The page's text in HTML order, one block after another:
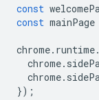
const
const mainPage
chrome. runtime.
chrome.
chrome.
});